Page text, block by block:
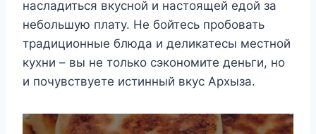
насладиться вкусной и настоящей едой за
небольшую плату. Не бойтесь пробовать
традиционные блюда и деликатесы местной
кухни – вы не только сэкономите деньги, но
и почувствуете истинный вкус Архыза.